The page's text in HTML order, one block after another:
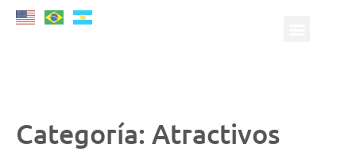
Categoría: Atractivos